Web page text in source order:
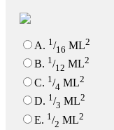
A. 1 /16 ML2
B. 1/12 ML2
C. 1 /4 ML2
D. 1/3 ML2
E. 1 /2 ML2